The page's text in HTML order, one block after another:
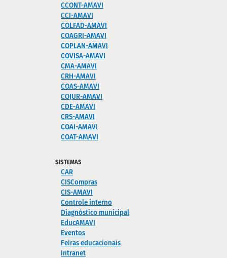
CCONT-AMAVI
CCI-AMAVI
COLFAD-AMAVI
COAGRI-AMAVI
COPLAN-AMAVI
COVISA-AMAVI
CMA-AMAVI
CRH-AMAVI
COAS-AMAVI
COJUR-AMAVI
CDE-AMAVI
CRS-AMAVI
COAI-AMAVI
COAT-AMAVI
SISTEMAS
CAR
CISCompras
CIS-AMAVI
Controle interno
Diagnóstico municipal
EducAMAVI
Eventos
Feiras educacionais
Intranet